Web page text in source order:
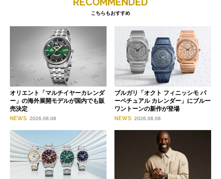
こちらもおすすめ
オリエント「マルチイヤーカレンダ
ー」の海外展開モデルが国内でも販
売決定
NEWS 2026.08.08
ブルガリ「オクト フィニッシモ パ
ーペチュアル カレンダー」にブルー
ワントーンの新作が登場
NEWS 2026.08.08